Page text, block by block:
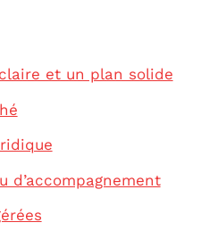
et un plan solide
d’accompagnement